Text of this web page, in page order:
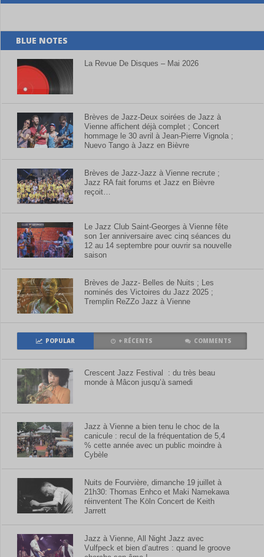
BLUE NOTES
La Revue De Disques – Mai 2026
Brèves de Jazz-Deux soirées de Jazz à
Vienne affichent déjà complet ; Concert
hommage le 30 avril à Jean-Pierre Vignola ;
Nuevo Tango à Jazz en Bièvre
Brèves de Jazz-Jazz à Vienne recrute ;
Jazz RA fait forums et Jazz en Bièvre
reçoit…
Le Jazz Club Saint-Georges à Vienne fête
son 1er anniversaire avec cinq séances du
12 au 14 septembre pour ouvrir sa nouvelle
saison
Brèves de Jazz- Belles de Nuits ; Les
nominés des Victoires du Jazz 2025 ;
Tremplin ReZZo Jazz à Vienne
POPULAR + RÉCENTS COMMENTS
Crescent Jazz Festival : du très beau
monde à Mâcon jusqu’à samedi
Jazz à Vienne a bien tenu le choc de la
canicule : recul de la fréquentation de 5,4
% cette année avec un public moindre à
Cybèle
Nuits de Fourvière, dimanche 19 juillet à
21h30: Thomas Enhco et Maki Namekawa
réinventent The Köln Concert de Keith
Jarrett
Jazz à Vienne, All Night Jazz avec
Vulfpeck et bien d’autres : quand le groove